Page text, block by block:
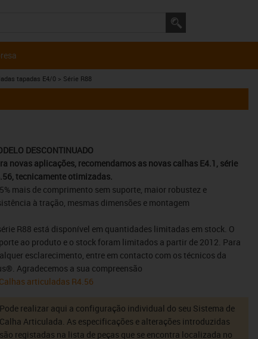
tapadas E4/0 > Série R88
DESCONTINUADO
novas aplicações, recomendamos as novas calhas E4.1, série
tecnicamente otimizadas.
mais de comprimento sem suporte, maior robustez e
à tração, mesmas dimensões e montagem
R88 está disponível em quantidades limitadas em stock. O
ao produto e o stock foram limitados a partir de 2012. Para
esclarecimento, entre em contacto com os técnicos da
Agradecemos a sua compreensão
Calhas articuladas R4.56
Pode realizar aqui a configuração individual do seu Sistema de
Calha Articulada. As especificações e alterações introduzidas
são registadas na lista de peças que se encontra localizada no